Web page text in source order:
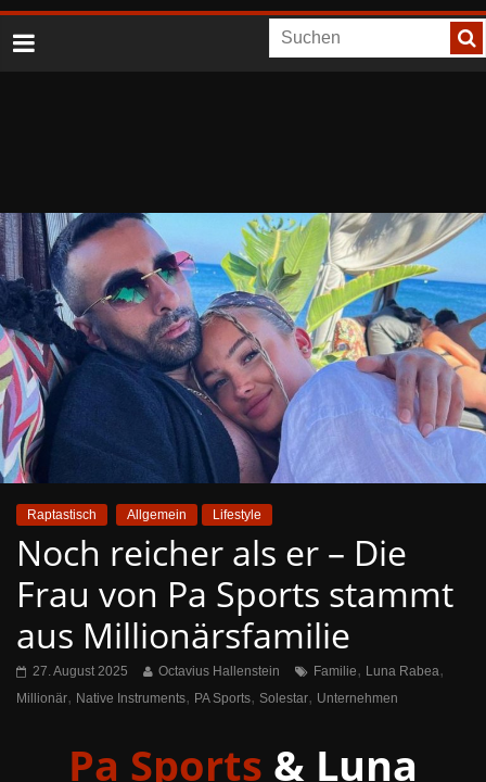
Raptastisch Allgemein Lifestyle
Noch reicher als er – Die
Frau von Pa Sports stammt
aus Millionärsfamilie
27. August 2025 Octavius Hallenstein Familie, Luna Rabea,
Millionär, Native Instruments, PA Sports, Solestar, Unternehmen
Pa Sports & Luna